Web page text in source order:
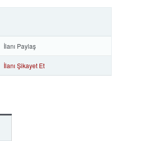
İlanı Paylaş
İlanı Şikayet Et